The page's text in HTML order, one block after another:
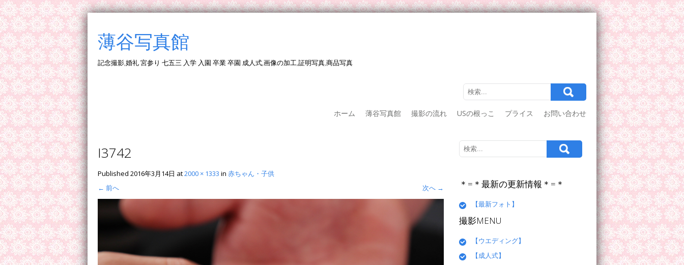
薄谷写真館
記念撮影,婚礼 宮参り 七五三 入学 入園 卒業 卒園 成人式,画像の加工,証明写真,商品写真
ホーム 薄谷写真館 撮影の流れ USの根っこ プライス お問い合わせ
I3742
Published 2016年3月14日 at2000 × 1333 in 赤ちゃん・子供
← 前へ 次へ → ＊=＊最新の更新情報＊=＊
【最新フォト】
撮影MENU
【ウエディング】
【成人式】